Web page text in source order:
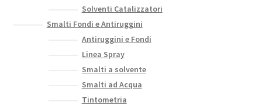
Solventi Catalizzatori
Smalti Fondi e Antiruggini
Antiruggini e Fondi
Linea Spray
Smalti a solvente
Smalti ad Acqua
Tintometria